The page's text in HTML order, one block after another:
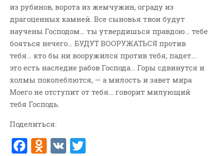
ГЛАВНАЯ
МОИ КНИГИ
СЛОВО-АУДИО
СЛОВО-ВИДЕО
ВОПРОСЫ ПАСТОРУ
КОНТАКТ
Аудио
Беседы По Бытие
из рубинов, ворота из жемчужин, ограду из
драгоценных камней. Все сыновья твои будут
научены Господом… ты утвердишься правдою… тебе
бояться нечего… БУДУТ ВООРУЖАТЬСЯ против
тебя… кто бы ни вооружился против тебя, падет…
это есть наследие рабов Господа… Горы сдвинутся и
холмы поколеблются, — а милость и завет мира
Моего не отступит от тебя… говорит милующий
тебя Господь.
Поделиться:
F O V